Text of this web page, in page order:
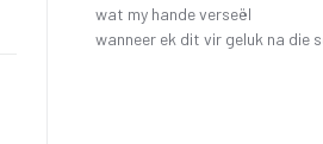
wat my hande verseël
wanneer ek dit vir geluk na die